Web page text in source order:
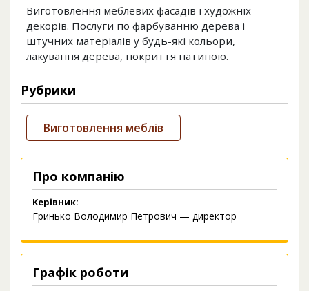
Виготовлення меблевих фасадів і художніх
декорів. Послуги по фарбуванню дерева і
штучних матеріалів у будь-які кольори,
лакування дерева, покриття патиною.
Рубрики
Виготовлення меблів
Про компанію
Керівник:
Гринько Володимир Петрович — директор
Графік роботи